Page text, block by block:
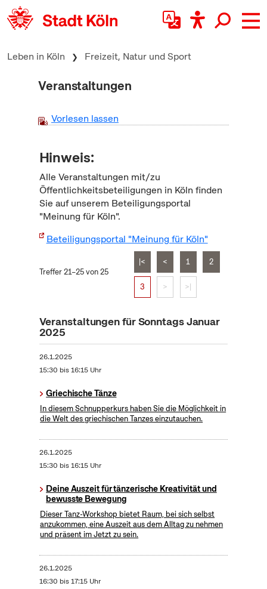
zum Inhalt springen
Leben in Köln Freizeit, Natur und Sport
Veranstaltungen
Vorlesen lassen
Hinweis:
Alle Veranstaltungen mit/zu
Öffentlichkeitsbeteiligungen in Köln finden
Sie auf unserem Beteiligungsportal
"Meinung für Köln".
Beteiligungsportal "Meinung für Köln"
Treffer 21–25 von 25
|< < 1 2
3 > >|
Veranstaltungen für Sonntags Januar
2025
26.1.2025
15:30 bis 16:15 Uhr
Griechische Tänze
In diesem Schnupperkurs haben Sie die Möglichkeit in
die Welt des griechischen Tanzes einzutauchen.
26.1.2025
15:30 bis 16:15 Uhr
Deine Auszeit für tänzerische Kreativität und
bewusste Bewegung
Dieser Tanz-Workshop bietet Raum, bei sich selbst
anzukommen, eine Auszeit aus dem Alltag zu nehmen
und präsent im Jetzt zu sein.
26.1.2025
16:30 bis 17:15 Uhr